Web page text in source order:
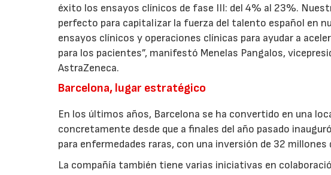
éxito los ensayos clínicos de fase III: del 4% al 23%.
perfecto para capitalizar la fuerza del talento español en
ensayos clínicos y operaciones clínicas para ayudar a
para los pacientes”, manifestó Menelas Pangalos,
AstraZeneca.
Barcelona, lugar estratégico
En los últimos años, Barcelona se ha convertido en una
concretamente desde que a finales del año pasado
para enfermedades raras, con una inversión de 32 millones
La compañía también tiene varias iniciativas en